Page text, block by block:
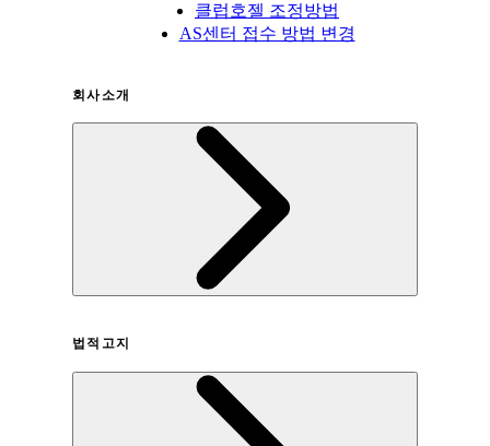
클럽호젤 조정방법
AS센터 접수 방법 변경
회사소개
법적고지